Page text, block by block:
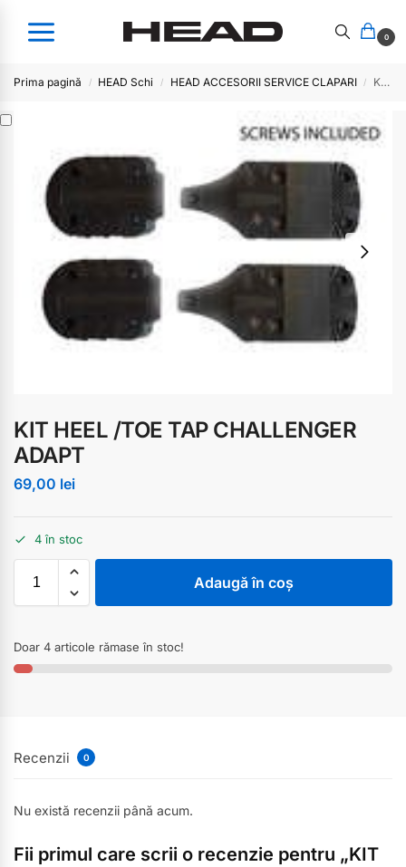
0
Prima pagină / HEAD Schi / HEAD ACCESORII SERVICE CLAPARI / KIT HEEL /TOE TAP CHALLENGER ADAPT
KIT HEEL /TOE TAP CHALLENGER
ADAPT
69,00 lei
4 în stoc
Adaugă în coș
Doar 4 articole rămase în stoc!
Recenzii 0
Nu există recenzii până acum.
Fii primul care scrii o recenzie pentru „KIT